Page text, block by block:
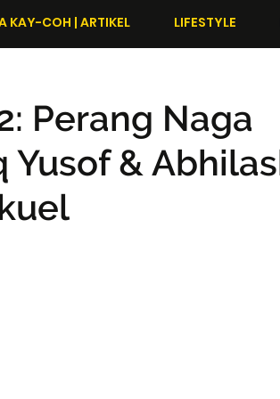
KAY-COH | ARTIKEL LIFESTYLE
Perang Naga
Yusof &